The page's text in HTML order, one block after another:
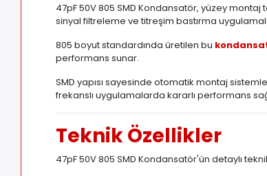
47pF 50V 805 SMD Kondansatör, yüzey
sinyal filtreleme ve titreşim bastırma
805 boyut standardında üretilen bu
performans sunar.
SMD yapısı sayesinde otomatik montaj
frekanslı uygulamalarda kararlı performans
Teknik Özellikler
47pF 50V 805 SMD Kondansatör'ün detaylı